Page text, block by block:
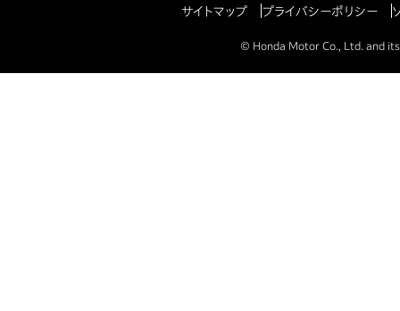
サイトマップ プライバシーポリシー
© Honda Motor Co., Ltd. and